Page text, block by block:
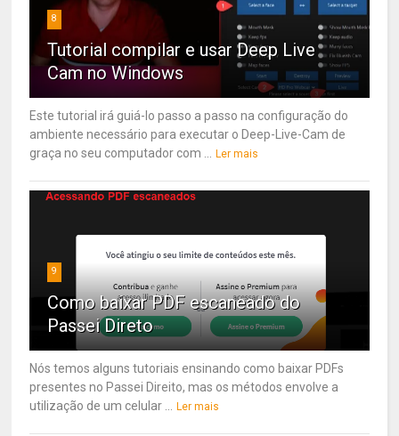
8
Tutorial compilar e usar Deep Live
Cam no Windows
Este tutorial irá guiá-lo passo a passo na configuração do
ambiente necessário para executar o Deep-Live-Cam de
graça no seu computador com ...
Ler mais
9
Como baixar PDF escaneado do
Passei Direto
Nós temos alguns tutoriais ensinando como baixar PDFs
presentes no Passei Direito, mas os métodos envolve a
utilização de um celular ...
Ler mais